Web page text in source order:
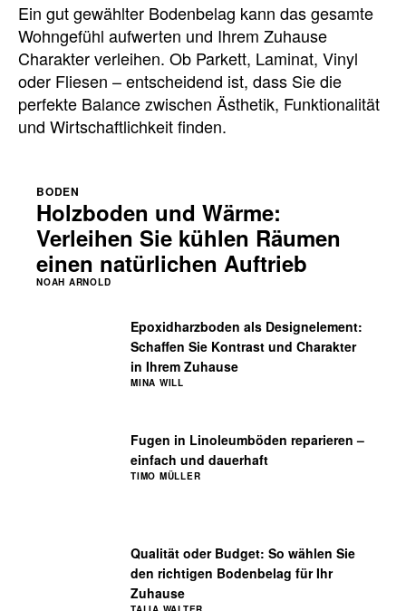
Ein gut gewählter Bodenbelag kann das gesamte
Wohngefühl aufwerten und Ihrem Zuhause
Charakter verleihen. Ob Parkett, Laminat, Vinyl
oder Fliesen – entscheidend ist, dass Sie die
perfekte Balance zwischen Ästhetik, Funktionalität
und Wirtschaftlichkeit finden.
Qualität oder Budget: So wählen Sie
den richtigen Bodenbelag für Ihr
Zuhause
Fugen in Linoleumböden reparieren –
einfach und dauerhaft
TIMO MÜLLER
Epoxidharzboden als Designelement:
Schaffen Sie Kontrast und Charakter
in Ihrem Zuhause
MINA WILL
Holzboden und Wärme:
Verleihen Sie kühlen Räumen
einen natürlichen Auftrieb
BODEN
NOAH ARNOLD